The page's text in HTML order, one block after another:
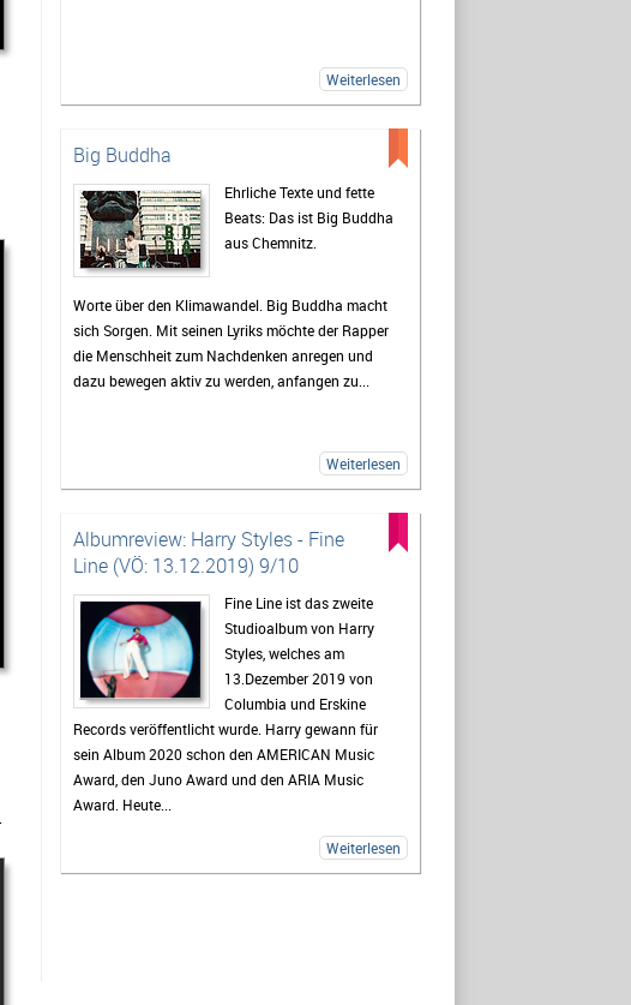
Weiterlesen
Big Buddha
Ehrliche Texte und fette
Beats: Das ist Big Buddha
aus Chemnitz.
Worte über den Klimawandel. Big Buddha macht
sich Sorgen. Mit seinen Lyriks möchte der Rapper
die Menschheit zum Nachdenken anregen und
dazu bewegen aktiv zu werden, anfangen zu...
Weiterlesen
Albumreview: Harry Styles - Fine
Line (VÖ: 13.12.2019) 9/10
Fine Line ist das zweite
Studioalbum von Harry
Styles, welches am
13.Dezember 2019 von
Columbia und Erskine
Records veröffentlicht wurde. Harry gewann für
sein Album 2020 schon den AMERICAN Music
Award, den Juno Award und den ARIA Music
Award. Heute...
Weiterlesen